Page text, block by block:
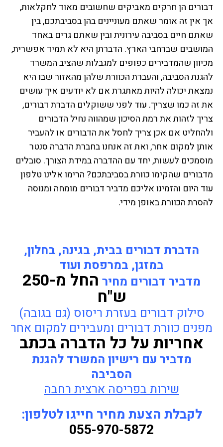
דבורים הן חרקים מאביקים שחשובים מאוד לחקלאות,
אך אין זה אומר שאתם מעוניינים בהן בסביבתכם, בין
שאתם חיים בסביבה עירונית ובין שאתם גרים באחד
המושבים שברחבי הארץ. הדברתן היא לא תמיד אפשרית,
מכיוון שהמדבירים כפופים למגבלות שהציב המשרד
להגנת הסביבה, והעברת הכוורת שלהן מהאזור שבו היא
נמצאת יכולה להיות מאתגרת אם לא יודעים איך עושים
את זה כמו שצריך. עוד לפני ששוקלים הדברת דבורים,
צריך לזהות את רמת הסיכון שמהווה נחיל הדבורים
ולהחליט אם אכן צריך לחסל את הדבורים או להעביר
אותן למקום אחר, ואת זה אנחנו בחברת הדברה סנטר
מוסמכים לעשות, יחד עם ההדברה במידת הצורך. סובלים
מדבורים שהקימו כוורת בסביבתכם? הרימו אלינו טלפון
עוד היום והזמינו אליכם מדביר דבורים מומחה ומנוסה
להסרת הכוורת באופן מידי.
הדברת דבורים בבית, בגינה, בחלון,
במזגן, במרפסת ועוד
מדביר דבורים מחיר
החל מ-250
ש"ח
סילוק דבורים בעזרת ריסוס (גם בגובה)
מפנים כוורת דבורים ומעבירים למקום אחר
אחריות על כל הדברה בכתב
מדביר עם רישיון המשרד להגנת
הסביבה
שירות בפריסה ארצית רחבה
לקבלת הצעת מחיר חייגו לטלפון:
055-970-5872